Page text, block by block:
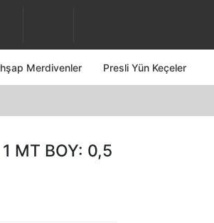
Merdivenler Presli Yün Keçeler
MT BOY: 0,5